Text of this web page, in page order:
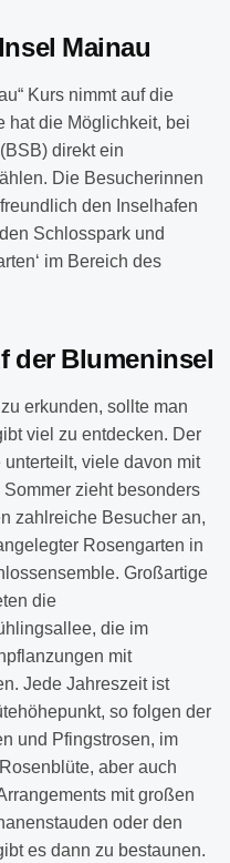
Mainau
Kurs nimmt auf die
hat die Möglichkeit, bei
direkt ein
Die Besucherinnen
den Inselhafen
Schlosspark und
im Bereich des
der Blumeninsel
erkunden, sollte man
viel zu entdecken. Der
viele davon mit
zieht besonders
zahlreiche Besucher an,
Rosengarten in
Großartige
die
die im
mit
Jede Jahreszeit ist
so folgen der
und Pfingstrosen, im
aber auch
mit großen
oder den
es dann zu bestaunen.